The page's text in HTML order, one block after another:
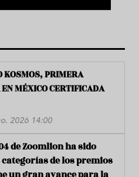
KOSMOS, PRIMERA
MÉXICO CERTIFICADA
2026 14:00
de Zoomlion ha sido
de los premios